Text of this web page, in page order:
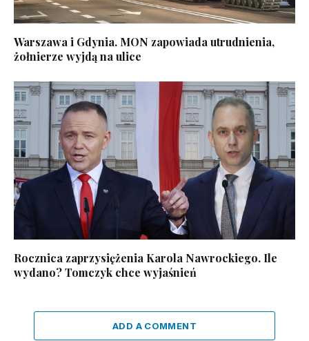
Warszawa i Gdynia. MON zapowiada utrudnienia,
żołnierze wyjdą na ulice
Rocznica zaprzysiężenia Karola Nawrockiego. Ile
wydano? Tomczyk chce wyjaśnień
ADD A COMMENT